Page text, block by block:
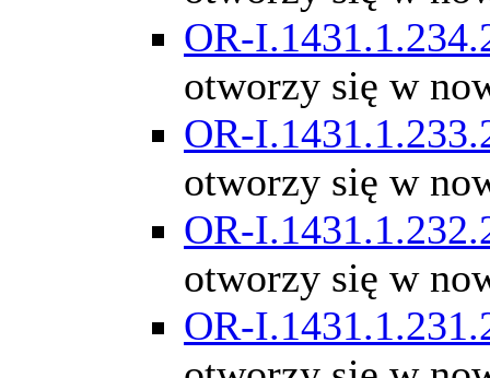
OR-
otworzy się w
OR-
otworzy się w
OR-
otworzy się w
OR-